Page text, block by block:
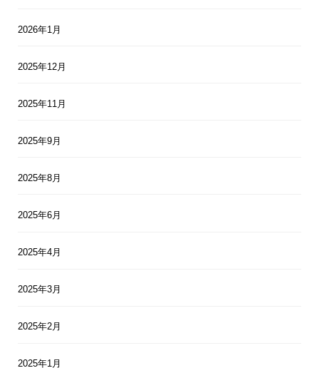
2026年1月
2025年12月
2025年11月
2025年9月
2025年8月
2025年6月
2025年4月
2025年3月
2025年2月
2025年1月